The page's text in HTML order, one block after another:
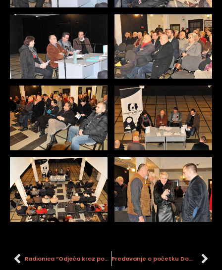
Radionica “Odjeća kroz povijest” (DV Bubamara) Predavanje o početku Domovinskog rata.